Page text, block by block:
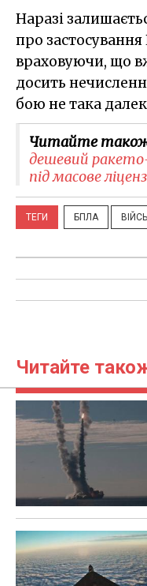
Наразі
про застосування
враховуючи, що
досить
бою не така
Читайте
дешевий
під масове
ТЕГИ БПЛА
Читайте